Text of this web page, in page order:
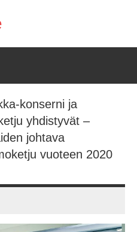
konserni ja
yhdistyvät –
johtava
vuoteen 2020